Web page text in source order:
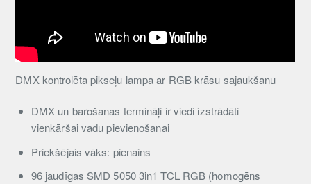
DMX kontrolēta pikseļu lampa ar RGB krāsu sajaukšanu
DMX un barošanas termināļi ir viedi izstrādāti
vienkāršai vadu pievienošanai
Priekšējais vāks: pienains
96 jaudīgas SMD 5050 3in1 TCL RGB (homogēns